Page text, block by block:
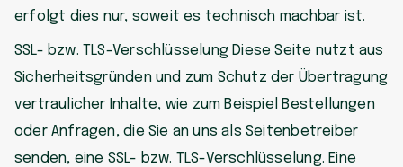
erfolgt dies nur, soweit es technisch machbar ist.
SSL- bzw. TLS-Verschlüsselung Diese Seite nutzt aus
Sicherheitsgründen und zum Schutz der Übertragung
vertraulicher Inhalte, wie zum Beispiel Bestellungen
oder Anfragen, die Sie an uns als Seitenbetreiber
senden, eine SSL- bzw. TLS-Verschlüsselung. Eine